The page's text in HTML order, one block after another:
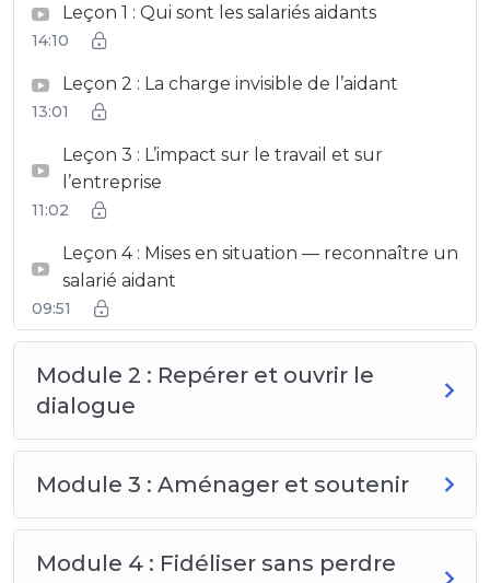
Leçon 1 : Qui sont les salariés aidants
14:10
Leçon 2 : La charge invisible de l’aidant
13:01
Leçon 3 : L’impact sur le travail et sur
l’entreprise
11:02
Leçon 4 : Mises en situation — reconnaître un
salarié aidant
09:51
Module 2 : Repérer et ouvrir le
dialogue
Module 3 : Aménager et soutenir
Module 4 : Fidéliser sans perdre